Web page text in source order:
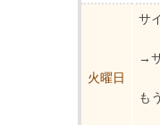
火曜日
サ
→
も